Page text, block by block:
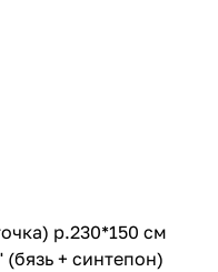
р.230*150 см
+ синтепон)